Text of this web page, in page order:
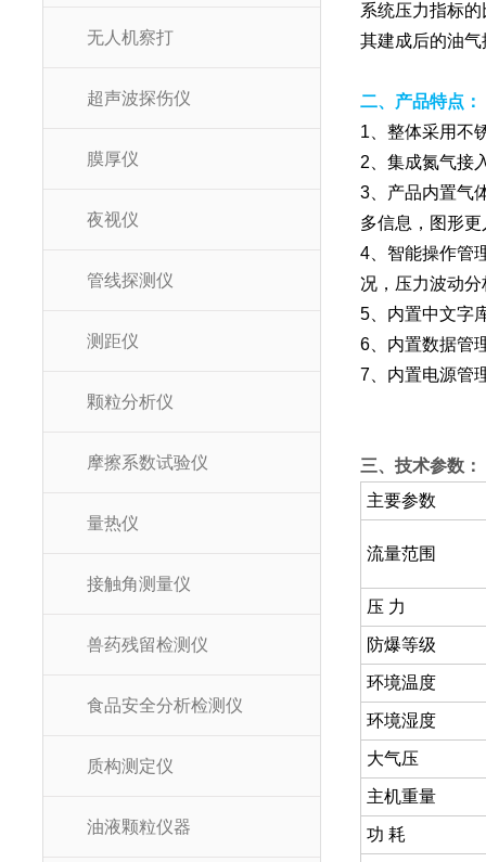
无人机察打
超声波探伤仪
膜厚仪
夜视仪
管线探测仪
测距仪
颗粒分析仪
摩擦系数试验仪
量热仪
接触角测量仪
兽药残留检测仪
食品安全分析检测仪
质构测定仪
油液颗粒仪器
系统压力指标
其建成后的油
二、产品特点：
1、整体采用不
2、集成氮气接
3、产品内置气
多信息，图形
4、智能操作管
况，压力波动
5、内置中文字
6、内置数据管
7、内置电源管
三、技术参数：
主要参数
流量范围
压 力
防爆等级
环境温度
环境湿度
大气压
主机重量
功 耗